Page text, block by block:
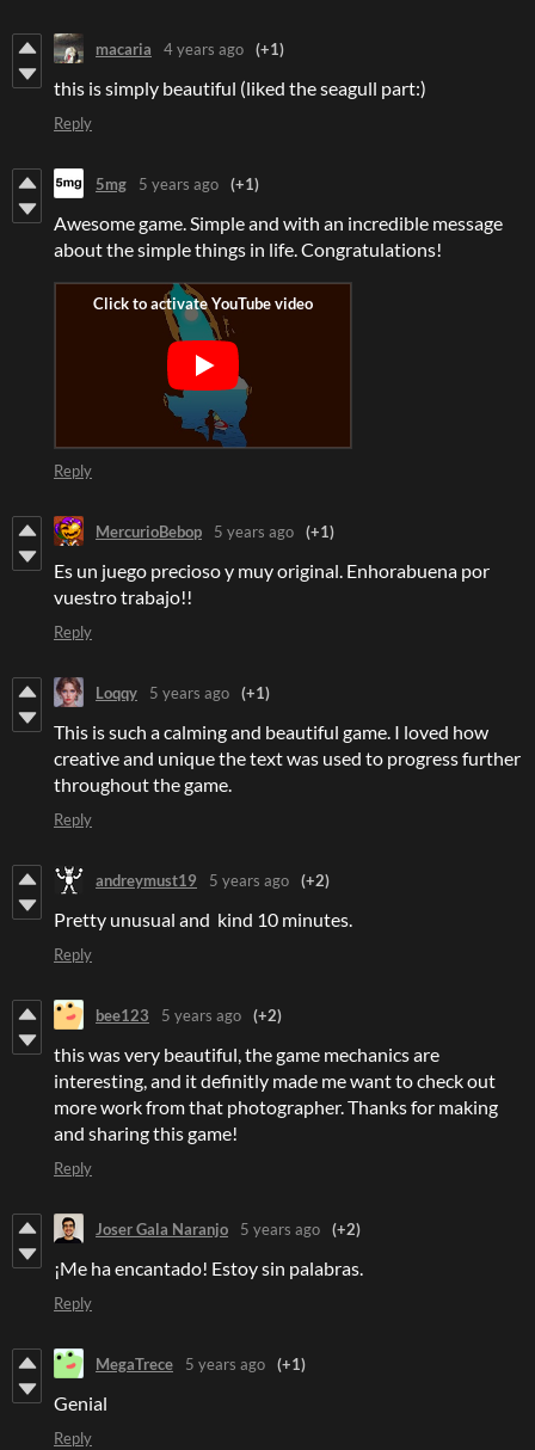
macaria 4 years ago (+1)
this is simply beautiful (liked the seagull part:)
Reply
5mg 5 years ago (+1)
Awesome game. Simple and with an incredible message
about the simple things in life. Congratulations!
Reply
MercurioBebop 5 years ago (+1)
Es un juego precioso y muy original. Enhorabuena por
vuestro trabajo!!
Reply
Loqqy 5 years ago (+1)
This is such a calming and beautiful game. I loved how
creative and unique the text was used to progress further
throughout the game.
Reply
andreymust19 5 years ago (+2)
Pretty unusual and kind 10 minutes.
Reply
bee123 5 years ago (+2)
this was very beautiful, the game mechanics are
interesting, and it definitly made me want to check out
more work from that photographer. Thanks for making
and sharing this game!
Reply
Joser Gala Naranjo 5 years ago (+2)
¡Me ha encantado! Estoy sin palabras.
Reply
MegaTrece 5 years ago (+1)
Genial
Reply